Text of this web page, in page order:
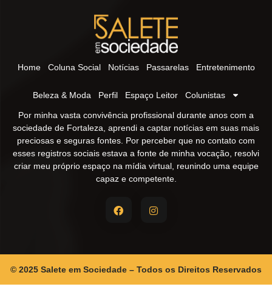
Home Coluna Social Notícias Passarelas Entretenimento
Beleza & Moda Perfil Espaço Leitor Colunistas
Por minha vasta convivência profissional durante anos com a
sociedade de Fortaleza, aprendi a captar notícias em suas mais
preciosas e seguras fontes. Por perceber que no contato com
esses registros sociais estava a fonte de minha vocação, resolvi
criar meu próprio espaço na mídia virtual, reunindo uma equipe
capaz e competente.
© 2025 Salete em Sociedade – Todos os Direitos Reservados